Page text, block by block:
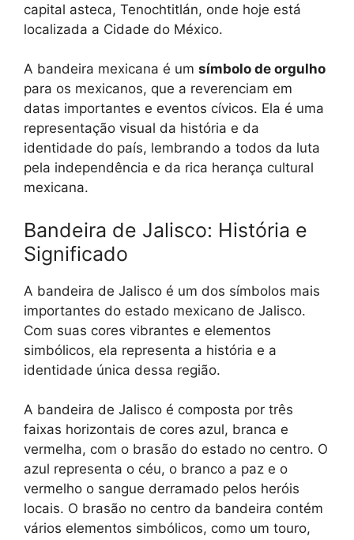
capital asteca, Tenochtitlán, onde hoje está
localizada a Cidade do México.
A bandeira mexicana é um símbolo de orgulho
para os mexicanos, que a reverenciam em
datas importantes e eventos cívicos. Ela é uma
representação visual da história e da
identidade do país, lembrando a todos da luta
pela independência e da rica herança cultural
mexicana.
Bandeira de Jalisco: História e
Significado
A bandeira de Jalisco é um dos símbolos mais
importantes do estado mexicano de Jalisco.
Com suas cores vibrantes e elementos
simbólicos, ela representa a história e a
identidade única dessa região.
A bandeira de Jalisco é composta por três
faixas horizontais de cores azul, branca e
vermelha, com o brasão do estado no centro. O
azul representa o céu, o branco a paz e o
vermelho o sangue derramado pelos heróis
locais. O brasão no centro da bandeira contém
vários elementos simbólicos, como um touro,